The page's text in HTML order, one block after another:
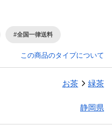
#全国一律送料
この商品のタイプについて
お茶 緑茶
静岡県